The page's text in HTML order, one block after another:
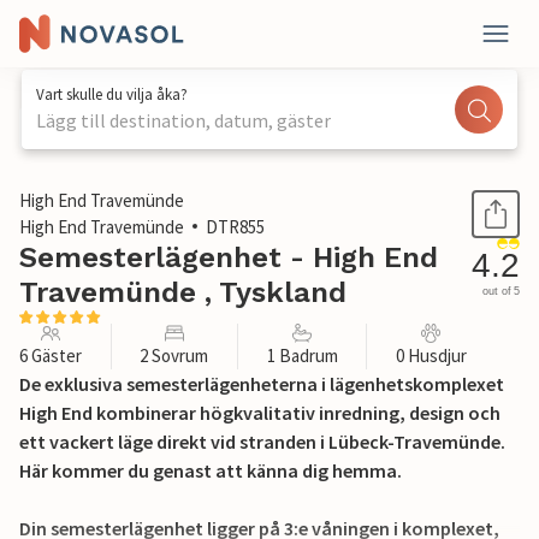
Vart skulle du vilja åka?
Lägg till destination, datum, gäster
1 / 34
High End Travemünde
High End Travemünde
DTR855
Semesterlägenhet - High End
Travemünde , Tyskland
4.2
out of 5
6 Gäster 2 Sovrum 1 Badrum 0 Husdjur
De exklusiva semesterlägenheterna i lägenhetskomplexet
High End kombinerar högkvalitativ inredning, design och
ett vackert läge direkt vid stranden i Lübeck-Travemünde.
Här kommer du genast att känna dig hemma.
Din semesterlägenhet ligger på 3:e våningen i komplexet,